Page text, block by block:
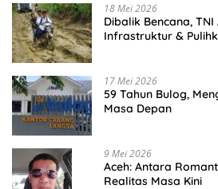
18 Mei 2026
Dibalik Bencana,
Infrastruktur &
17 Mei 2026
59 Tahun Bulog,
Masa Depan
9 Mei 2026
Aceh: Antara
Realitas Masa Kini